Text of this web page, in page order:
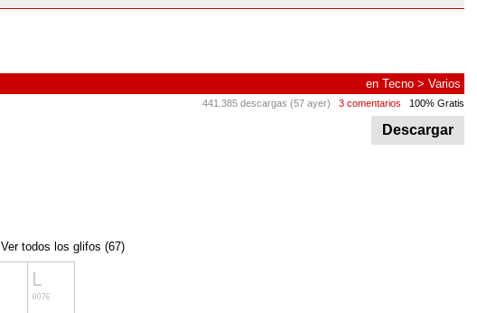
en Tecno > Varios
441.385 descargas (57 ayer) 3 comentarios 100% Gratis
Descargar
Ver todos los glifos (67)